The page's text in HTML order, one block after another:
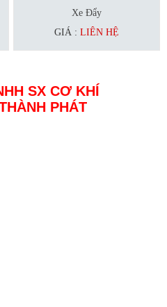
Xe Đẩy
GIÁ : LIÊN HỆ
SX CƠ KHÍ
PHÁT